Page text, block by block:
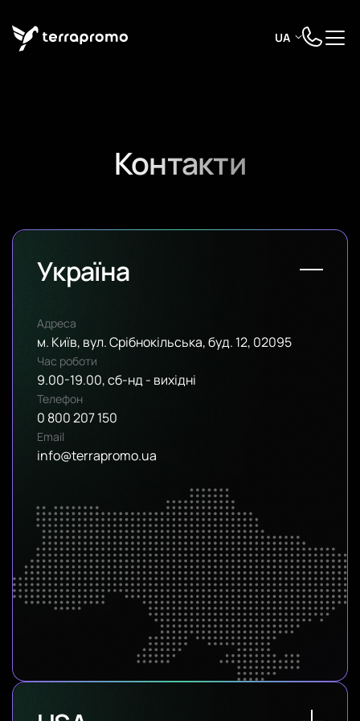
UA
Контакти
Україна
Адреса
м. Київ, вул. Срібнокільська, буд. 12, 02095
Час роботи
9.00-19.00, сб-нд - вихідні
Телефон
0 800 207 150
Email
info@terrapromo.ua